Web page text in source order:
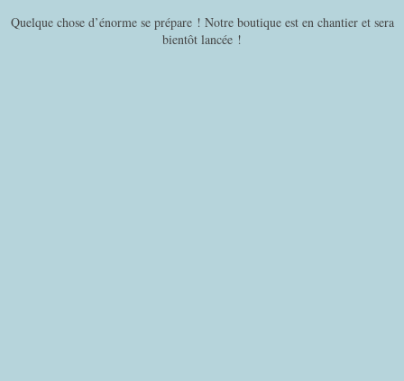
Quelque chose d’énorme se prépare ! Notre boutique est en chantier et sera
bientôt lancée !